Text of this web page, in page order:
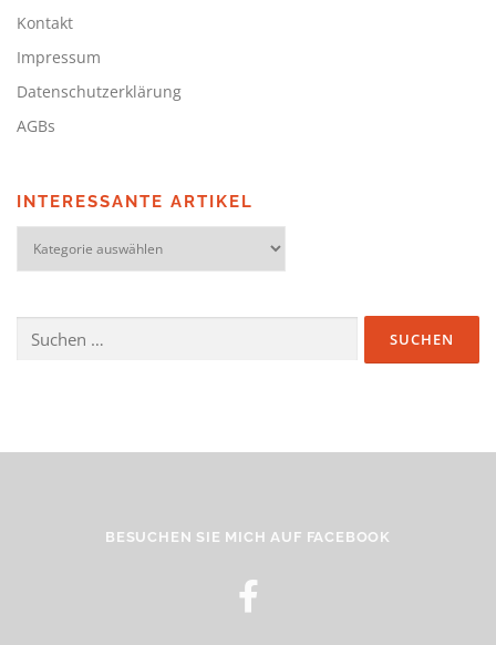
Kontakt
Impressum
Datenschutzerklärung
AGBs
INTERESSANTE ARTIKEL
BESUCHEN SIE MICH AUF FACEBOOK